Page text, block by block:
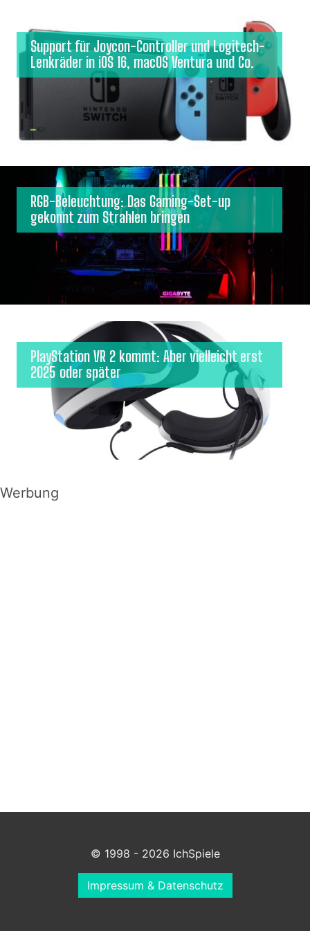
Support für Joycon-Controller und Logitech-
Lenkräder in iOS 16, macOS Ventura und Co.
RGB-Beleuchtung: Das Gaming-Set-up
gekonnt zum Strahlen bringen
PlayStation VR 2 kommt: Aber vielleicht erst
2025 oder später
Werbung
© 1998 - 2026 IchSpiele
Impressum & Datenschutz